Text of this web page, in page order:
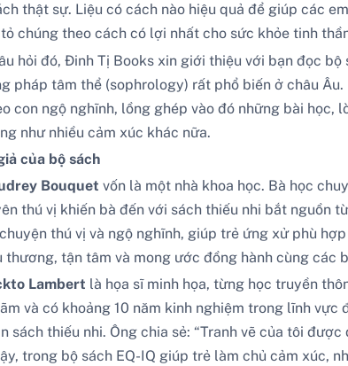
thật sự. Liệu có cách nào hiệu quả để giúp các
chúng theo cách có lợi nhất cho sức khỏe tinh
hỏi đó, Đinh Tị Books xin giới thiệu với bạn đọc
pháp tâm thể (sophrology) rất phổ biến ở châu
con ngộ nghĩnh, lồng ghép vào đó những bài
như nhiều cảm xúc khác nữa.
của bộ sách
Bouquet vốn là một nhà khoa học. Bà học
thú vị khiến bà đến với sách thiếu nhi bắt nguồn
thú vị và ngộ nghĩnh, giúp trẻ ứng xử phù
thương, tận tâm và mong ước đồng hành cùng
Lambert là họa sĩ minh họa, từng học truyền
và có khoảng 10 năm kinh nghiệm trong lĩnh
sách thiếu nhi. Ông chia sẻ: “Tranh vẽ của tôi
trong bộ sách EQ-IQ giúp trẻ làm chủ cảm xúc,